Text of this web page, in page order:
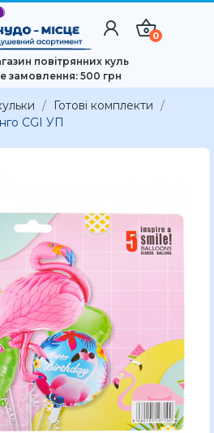
0
повітрянних куль
замовлення: 500 грн
Готові комплекти
CGI УП